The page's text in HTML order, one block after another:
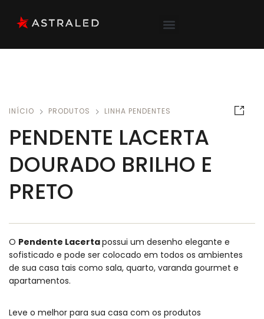
INÍCIO PRODUTOS LINHA PENDENTES
PENDENTE LACERTA
DOURADO BRILHO E
PRETO
O Pendente Lacertapossui um desenho elegante e
sofisticado e pode ser colocado em todos os ambientes
de sua casa tais como sala, quarto, varanda gourmet e
apartamentos.
Leve o melhor para sua casa com os produtos